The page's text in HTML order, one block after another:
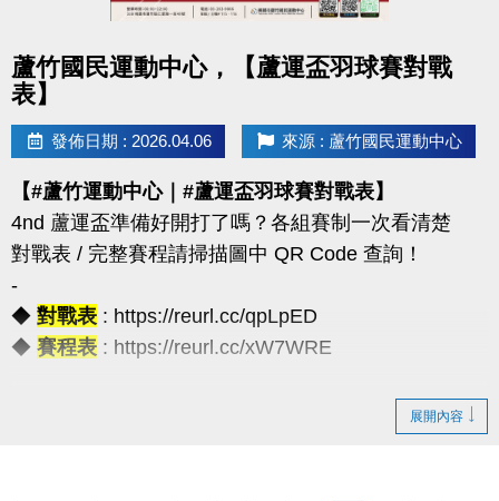
◆掃描 QR Code 填表報名，馬上卡位
◆報名連結：https://forms.gle/JoHWjJ3ikHMRFTwcA
蘆竹國民運動中心，【蘆運盃羽球賽對戰
表】
發佈日期 : 2026.04.06 來源 : 蘆竹國民運動中心
【#蘆竹運動中心｜#蘆運盃羽球賽對戰表】
4nd 蘆運盃準備好開打了嗎？各組賽制一次看清楚
對戰表 / 完整賽程請掃描圖中 QR Code 查詢！
-
◆ 對戰表 : https://reurl.cc/qpLpED
◆ 賽程表 : https://reurl.cc/xW7WRE
（一）報名請攜帶學生證為憑，不可降級參加。
展開內容